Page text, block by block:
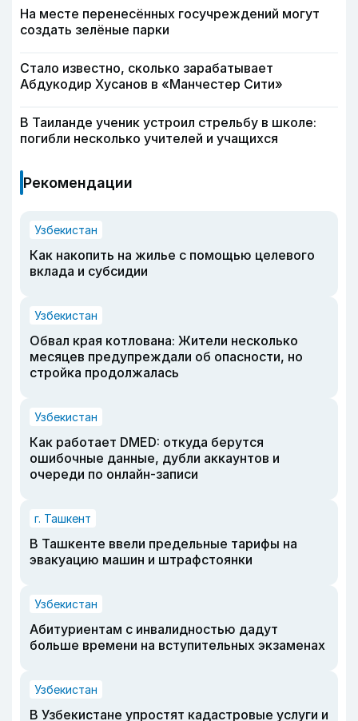
На месте перенесённых госучреждений могут
создать зелёные парки
Стало известно, сколько зарабатывает
Абдукодир Хусанов в «Манчестер Сити»
В Таиланде ученик устроил стрельбу в школе:
погибли несколько учителей и учащихся
Рекомендации
Узбекистан
Как накопить на жилье с помощью целевого
вклада и субсидии
Узбекистан
Обвал края котлована: Жители несколько
месяцев предупреждали об опасности, но
стройка продолжалась
Узбекистан
Как работает DMED: откуда берутся
ошибочные данные, дубли аккаунтов и
очереди по онлайн-записи
г. Ташкент
В Ташкенте ввели предельные тарифы на
эвакуацию машин и штрафстоянки
Узбекистан
Абитуриентам с инвалидностью дадут
больше времени на вступительных экзаменах
Узбекистан
В Узбекистане упростят кадастровые услуги и